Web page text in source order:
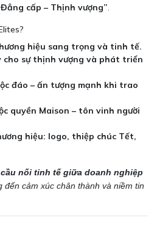
cấp – Thịnh vượng”.
hiệu sang trọng và tinh tế.
cho sự thịnh vượng và phát triển
đáo – ấn tượng mạnh khi trao
quyền Maison – tôn vinh người
hiệu: logo, thiệp chúc Tết,
cầu nối tinh tế giữa doanh nghiệp
đến cảm xúc chân thành và niềm tin